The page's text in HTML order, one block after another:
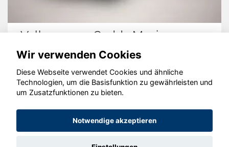
Volkswagen Caddy Maxi
© konjunkturmotor.de GmbH 2020 - 2026
Wir verwenden Cookies
Diese Webseite verwendet Cookies und ähnliche
Technologien, um die Basisfunktion zu gewährleisten und
um Zusatzfunktionen zu bieten.
Notwendige akzeptieren